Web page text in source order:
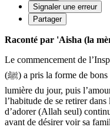
Signaler une erreur
Partager
Raconté par 'Aisha (la
Le commencement de
(ﷺ) a pris la forme de bons rêves qui se sont réalisés comme la
lumière du jour, puis
l’habitude de se retirer
d’adorer (Allah seul)
avant de désirer voir sa